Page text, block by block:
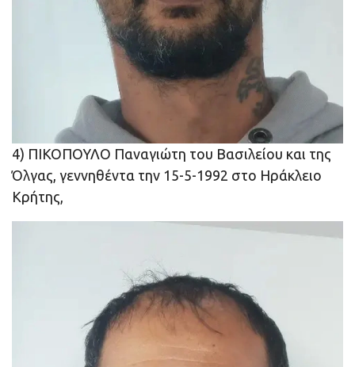
4) ΠΙΚΟΠΟΥΛΟ Παναγιώτη του Βασιλείου και της
Όλγας, γεννηθέντα την 15-5-1992 στο Ηράκλειο
Κρήτης,